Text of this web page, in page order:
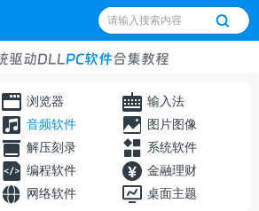
驱动DLLPC软件合集教程
浏览器
输入法
音频软件
图片图像
解压刻录
系统软件
编程软件
金融理财
网络软件 桌面主题